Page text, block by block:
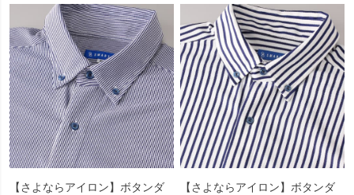
【さよならアイロン】ボタンダ
【さよならアイロン】ボタンダ